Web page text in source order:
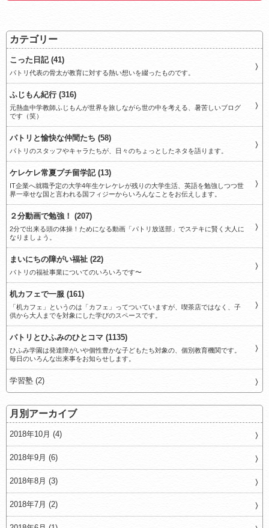
カテゴリー
こった日記 (41)
パトリ代表の骨太が教育に対する熱い想いを綴ったものです。
ふじもん紀行 (316)
元熱血中学教師ふじもんが世界を旅しながら世の中を考える、暑苦しいブログ
です（笑）
パトリと愉快な仲間たち (58)
パトリのスタッフやキャラたちが、日々のちょっとしたネタを語ります。
ケレケレ常夏プチ留学記 (13)
IT企業へ就職予定の大学4年生ケレケレが残りの大学生活、英語を勉強しつつ世
界一幸せな国と言われる国フィジーからいろんなことをお伝えします。
２分動画で勉強！ (207)
2分で出来る頭の体操！ためになる動画「パトリ放送部」でステキに賢く大人に
なりましょう。
まいにちの障がい福祉 (22)
パトリの福祉事業についてのいろいろです〜
机カフェで一服 (161)
「机カフェ」というのは「カフェ」ってついていますが、喫茶店ではなく、子
供から大人までを対象にした学びのスペースです。
パトリとひふみのひとコマ (1135)
ひふみ学園は発達障がいや個性豊かな子どもたち対象の、個別教育機関です。
毎日のいろんな出来事をお知らせします。
学習塾 (2)
月別アーカイブ
2018年10月 (4)
2018年9月 (6)
2018年8月 (3)
2018年7月 (2)